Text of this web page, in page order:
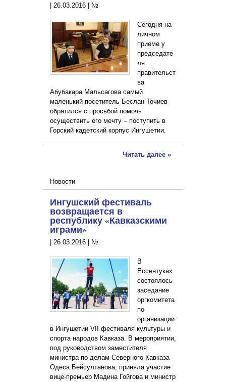
26.03.2016 №
Сегодня на
личном
приеме у
председате
ля
правительст
ва
Абубакара Мальсагова самый
маленький посетитель Беслан Точиев
обратился с просьбой помочь
осуществить его мечту – поступить в
Горский кадетский корпус Ингушетии.
Читать далее »
Новости
Ингушский фестиваль
возвращается в
республику «Кавказскими
играми»
26.03.2016 №
В
Ессентуках
состоялось
заседание
оргкомитета
по
организации
в Ингушетии VII фестиваля культуры и
спорта народов Кавказа. В мероприятии,
под руководством заместителя
министра по делам Северного Кавказа
Одеса Бейсултанова, приняла участие
вице-премьер Мадина Гойгова и министр